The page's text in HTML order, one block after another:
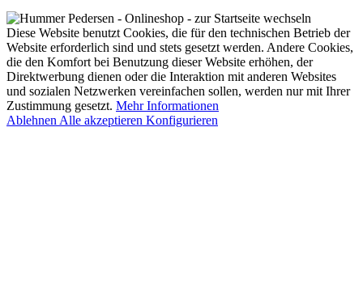
Diese Website benutzt Cookies, die für den technischen Betrieb der
Website erforderlich sind und stets gesetzt werden. Andere Cookies,
die den Komfort bei Benutzung dieser Website erhöhen, der
Direktwerbung dienen oder die Interaktion mit anderen Websites
und sozialen Netzwerken vereinfachen sollen, werden nur mit Ihrer
Zustimmung gesetzt. Mehr Informationen
Ablehnen Alle akzeptieren Konfigurieren